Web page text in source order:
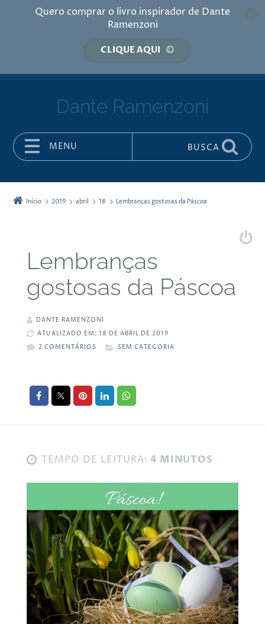
Quero comprar o livro inspirador de Dante
Ramenzoni
CLIQUE AQUI
Dante Ramenzoni
MENU BUSCA
Início 2019 abril 18 Lembranças gostosas da Páscoa
Lembranças
gostosas da Páscoa
DANTE RAMENZONI
ATUALIZADO EM: 18 DE ABRIL DE 2019
2 COMENTÁRIOS
SEM CATEGORIA
TEMPO DE LEITURA: 4 MINUTOS